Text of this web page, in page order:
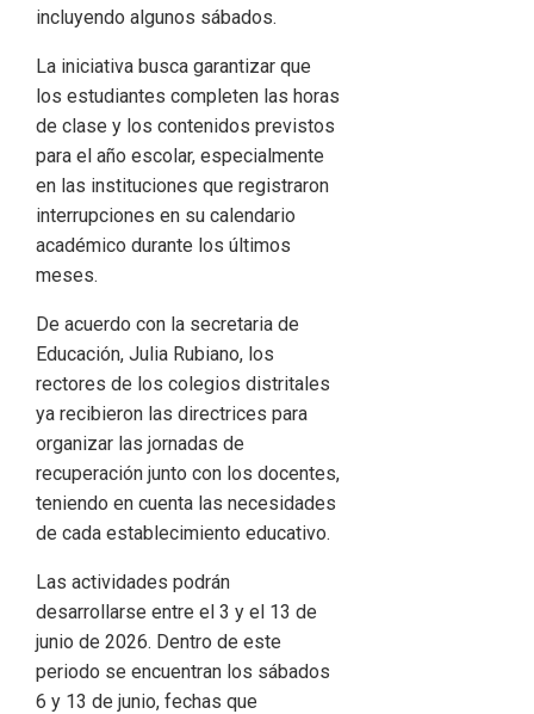
incluyendo algunos sábados.
La iniciativa busca garantizar que
los estudiantes completen las horas
de clase y los contenidos previstos
para el año escolar, especialmente
en las instituciones que registraron
interrupciones en su calendario
académico durante los últimos
meses.
De acuerdo con la secretaria de
Educación, Julia Rubiano, los
rectores de los colegios distritales
ya recibieron las directrices para
organizar las jornadas de
recuperación junto con los docentes,
teniendo en cuenta las necesidades
de cada establecimiento educativo.
Las actividades podrán
desarrollarse entre el 3 y el 13 de
junio de 2026. Dentro de este
periodo se encuentran los sábados
6 y 13 de junio, fechas que